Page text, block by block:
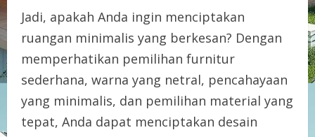
Jadi, apakah Anda ingin menciptakan
ruangan minimalis yang berkesan? Dengan
memperhatikan pemilihan furnitur
sederhana, warna yang netral, pencahayaan
yang minimalis, dan pemilihan material yang
tepat, Anda dapat menciptakan desain